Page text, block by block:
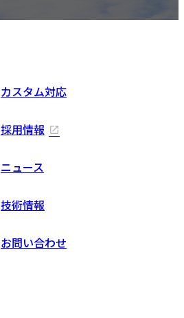
カスタム対応
採用情報
ニュース
技術情報
お問い合わせ